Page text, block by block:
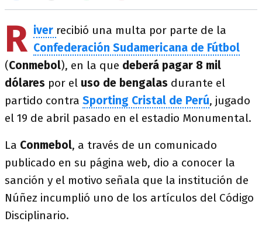
R iver recibió una multa por parte de la
Confederación Sudamericana de Fútbol
(Conmebol), en la que deberá pagar 8 mil
dólares por el uso de bengalas durante el
partido contra Sporting Cristal de Perú, jugado
el 19 de abril pasado en el estadio Monumental.
La Conmebol, a través de un comunicado
publicado en su página web, dio a conocer la
sanción y el motivo señala que la institución de
Núñez incumplió uno de los artículos del Código
Disciplinario.